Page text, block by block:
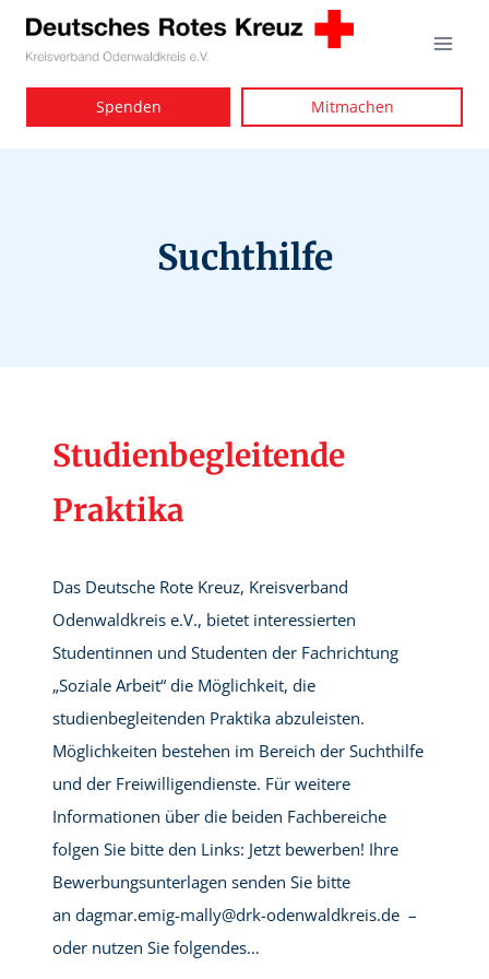
Zum
Inhalt
Spenden Mitmachen
Suchthilfe
Studienbegleitende
Praktika
Das Deutsche Rote Kreuz, Kreisverband
Odenwaldkreis e.V., bietet interessierten
Studentinnen und Studenten der Fachrichtung
„Soziale Arbeit“ die Möglichkeit, die
studienbegleitenden Praktika abzuleisten.
Möglichkeiten bestehen im Bereich der Suchthilfe
und der Freiwilligendienste. Für weitere
Informationen über die beiden Fachbereiche
folgen Sie bitte den Links: Jetzt bewerben! Ihre
Bewerbungsunterlagen senden Sie bitte
an dagmar.emig-mally@drk-odenwaldkreis.de –
oder nutzen Sie folgendes…